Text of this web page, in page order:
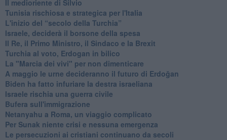
Il medioriente di Silvio
Tunisia rischiosa e strategica per l'Italia
L'inizio del “secolo della Turchia”
Israele, deciderà il borsone della spesa
Il Re, il Primo Ministro, il Sindaco e la Brexit
Turchia al voto, Erdogan in bilico
La "Marcia dei vivi" per non dimenticare
A maggio le urne decideranno il futuro di Erdoğan
Biden ha fatto infuriare la destra israeliana
Israele rischia una guerra civile
Bufera sull'immigrazione
Netanyahu a Roma, un viaggio complicato
Per Sunak niente crisi e nessuna emergenza
Le persecuzioni ai cristiani continuano da secoli